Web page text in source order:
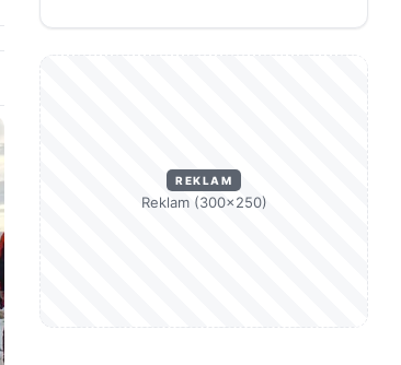
REKLAM
Reklam (300×250)